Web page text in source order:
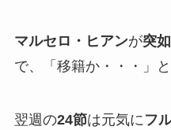
マルセロ・ヒアンが突
で、「移籍か・・・」
翌週の24節は元気に フ